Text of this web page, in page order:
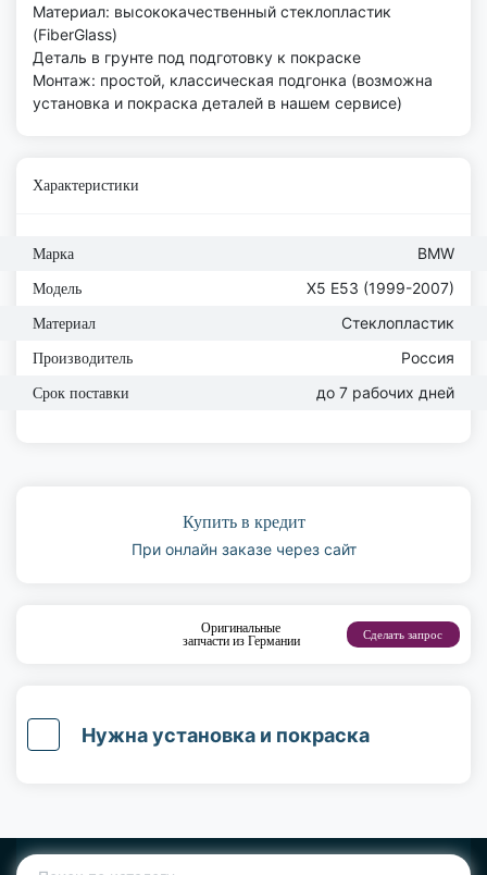
Материал: высококачественный стеклопластик
(FiberGlass)
Деталь в грунте под подготовку к покраске
Монтаж: простой, классическая подгонка (возможна
установка и покраска деталей в нашем сервисе)
Характеристики
Марка BMW
Модель Х5 Е53 (1999-2007)
Материал Стеклопластик
Производитель Россия
Срок поставки до 7 рабочих дней
Купить в кредит
При онлайн заказе через сайт
Оригинальные
запчасти из Германии
Сделать запрос
Нужна установка и покраска